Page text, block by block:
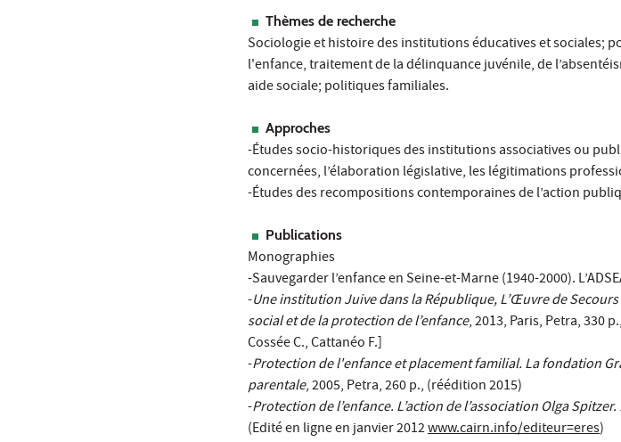
Thèmes de recherche
Sociologie et histoire des institutions éducatives et sociales;
l'enfance, traitement de la délinquance juvénile, de
aide sociale; politiques familiales.
Approches
-Études socio-historiques des institutions associatives ou
concernées, l’élaboration législative, les légitimations
-Études des recompositions contemporaines de l’action
Publications
Monographies
-Sauvegarder l’enfance en Seine-et-Marne (1940-2000).
-Une institution Juive dans la République, L’Œuvre de
social et de la protection de l’enfance, 2013, Paris, Petra, 330
Cossée C., Cattanéo F.]
-Protection de l'enfance et placement familial. La fondation
parentale, 2005, Petra, 260 p., (réédition 2015)
-Protection de l’enfance. L’action de l’association Olga Spitzer.
(Edité en ligne en janvier 2012www.cairn.info/editeur=eres)